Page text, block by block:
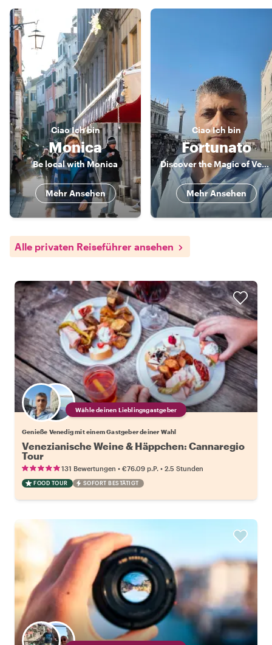
CiaoIch bin
Monica
Be local with Monica
Mehr Ansehen
CiaoIch bin
Fortunato
Discover the Magic of Venice with an Expert
Mehr Ansehen
Alle privaten Reiseführer ansehen
Wähle deinen Lieblingsgastgeber
Genieße Venedig mit einem Gastgeber deiner Wahl
Venezianische Weine & Häppchen: Cannaregio
Tour
131 Bewertungen • €76.09 p.P. • 2.5 Stunden
FOOD TOUR SOFORT BESTÄTIGT